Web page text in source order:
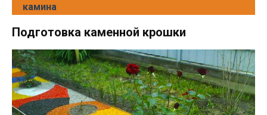
камина
Подготовка каменной крошки